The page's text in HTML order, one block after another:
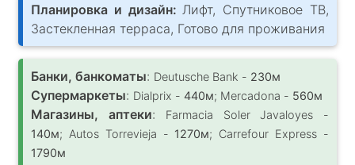
Планировка и дизайн: Лифт, Спутниковое ТВ,
Застекленная терраса, Готово для проживания
Банки, банкоматы: Deutusche Bank - 230м
Супермаркеты: Dialprix - 440м; Mercadona - 560м
Магазины, аптеки:
Farmacia Soler Javaloyes -
140м; Autos Torrevieja - 1270м; Carrefour Express -
1790м